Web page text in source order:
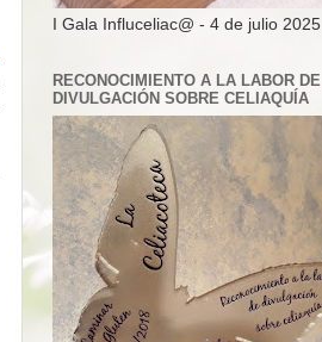
I Gala Influceliac@ - 4 de julio 2025
RECONOCIMIENTO A LA LABOR DE
DIVULGACIÓN SOBRE CELIAQUÍA